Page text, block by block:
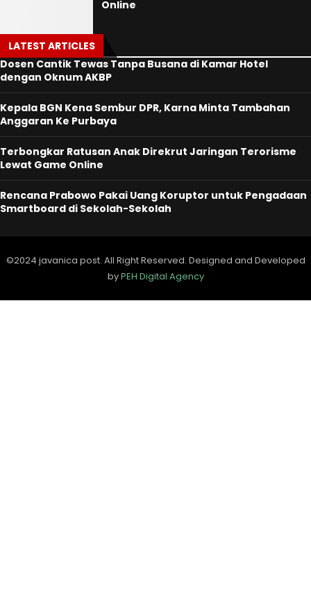
Online
LATEST ARTICLES
Dosen Cantik Tewas Tanpa Busana di Kamar Hotel
dengan Oknum AKBP
Kepala BGN Kena Sembur DPR, Karna Minta Tambahan
Anggaran Ke Purbaya
Terbongkar Ratusan Anak Direkrut Jaringan Terorisme
Lewat Game Online
Rencana Prabowo Pakai Uang Koruptor untuk Pengadaan
Smartboard di Sekolah-Sekolah
©2024 javanica post. All Right Reserved. Designed and Developed
byPEH Digital Agency